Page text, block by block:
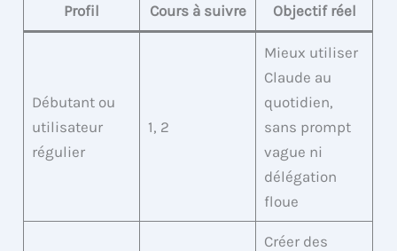
Profil
Cours à suivre Objectif réel
Débutant ou
utilisateur
régulier
1, 2
Mieux utiliser
Claude au
quotidien,
sans prompt
vague ni
délégation
floue
Créer des